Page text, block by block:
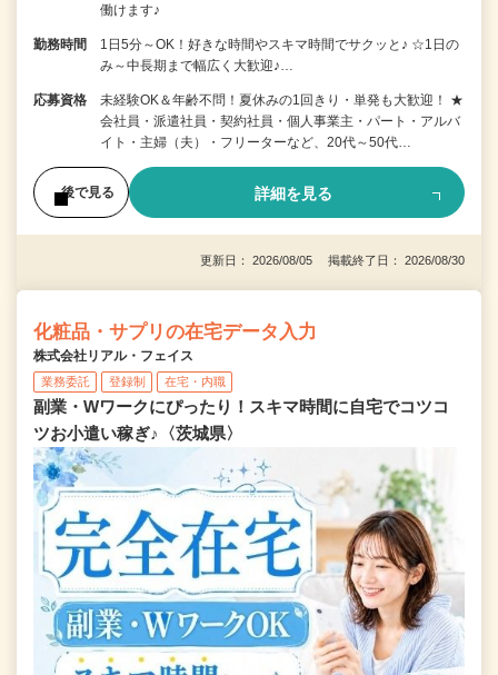
働けます♪
勤務時間
1日5分～OK！好きな時間やスキマ時間でサクッと♪ ☆1日の
み～中長期まで幅広く大歓迎♪…
応募資格
未経験OK＆年齢不問！夏休みの1回きり・単発も大歓迎！ ★
会社員・派遣社員・契約社員・個人事業主・パート・アルバ
イト・主婦（夫）・フリーターなど、20代～50代…
後で見る 詳細を見る
更新日： 2026/08/05 掲載終了日： 2026/08/30
化粧品・サプリの在宅データ入力
株式会社リアル・フェイス
業務委託 登録制 在宅・内職
副業・Wワークにぴったり！スキマ時間に自宅でコツコ
ツお小遣い稼ぎ♪〈茨城県〉